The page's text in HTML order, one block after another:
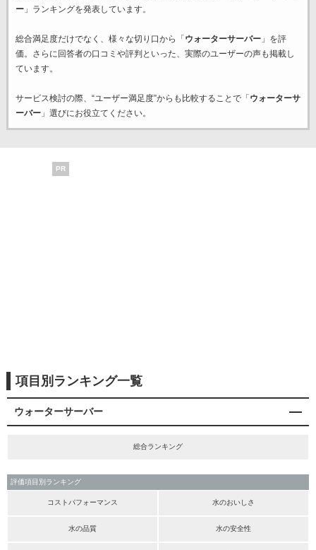
ー」ランキングを発表しています。
総合満足度だけでなく、様々な切り口から「 ウォーターサーバー」を評
価。さらに回答者の口コミや評判といった、実際のユーザーの声も掲載し
ています。
サービス検討の際、“ユーザー満足度”からも比較することで「 ウォーターサ
ーバー」選びにお役立てください。
PR
項目別ランキング一覧
ウォーターサーバー
総合ランキング
評価項目別ランキング
コストパフォーマンス 水のおいしさ
水の品質 水の安全性